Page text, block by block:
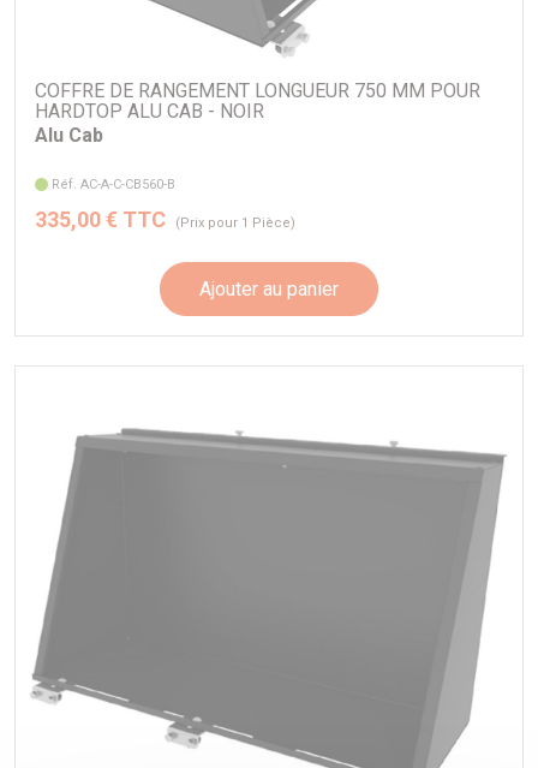
COFFRE DE RANGEMENT LONGUEUR 750 MM POUR
HARDTOP ALU CAB - NOIR
Alu Cab
Réf. AC-A-C-CB560-B
335,00 € TTC (Prix pour 1 Pièce)
Ajouter au panier